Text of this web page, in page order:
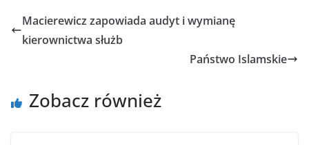
Macierewicz zapowiada audyt i wymianę
kierownictwa służb
Państwo Islamskie
Zobacz również